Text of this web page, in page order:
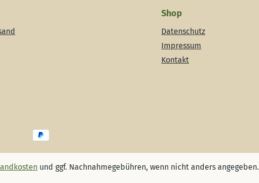
Shop
Datenschutz
Impressum
Kontakt
und ggf. Nachnahmegebühren, wenn nicht anders angegeben.